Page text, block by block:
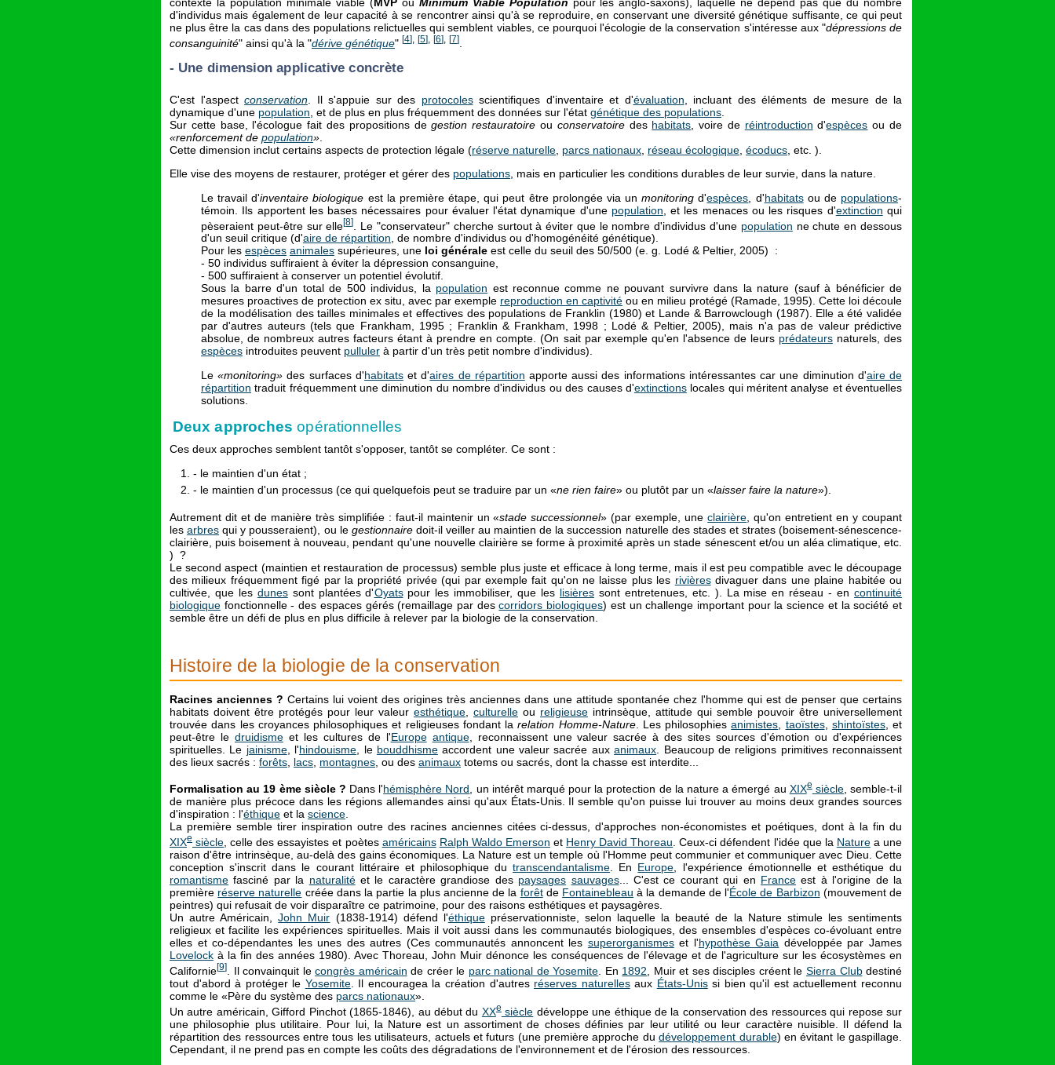
d'individus mais également de leur capacité à se rencontrer ainsi qu'à se reproduire, en conservant une diversité génétique suffisante, ce qui peut
ne plus être la cas dans des populations relictuelles qui semblent viables, ce pourquoi l'écologie de la conservation s'intéresse aux "dépressions de
consanguinité" ainsi qu'à la "dérive génétique" [4] [5] [6] [7]
- Une dimension applicative concrète
C'est l'aspect conservation . Il s'appuie sur des protocolesscientifiques d'inventaire et d'évaluation , incluant des éléments de mesure de la
dynamique d'une population , et de plus en plus fréquemment des données sur l'état génétique des populations
Sur cette base, l'écologue fait des propositions degestion restauratoire ou conservatoiredes habitats , voire de réintroduction d'espèces ou de
«renforcement de population»
Cette dimension inclut certains aspects de protection légale (réserve naturelle parcs nationaux réseau écologique écoducs , etc. ).
Elle vise des moyens de restaurer, protéger et gérer des populations, mais en particulier les conditions durables de leur survie, dans la nature.
Le travail d'inventaire biologique est la première étape, qui peut être prolongée via unmonitoring d'espèces , d'habitatsou de populations-
témoin. Ils apportent les bases nécessaires pour évaluer l'état dynamique d'une population , et les menaces ou les risques d'extinction qui
pèseraient peut-être sur elle[8] . Le "conservateur" cherche surtout à éviter que le nombre d'individus d'une population ne chute en dessous
d'un seuil critique (d'aire de répartition, de nombre d'individus ou d'homogénéité génétique).
Pour les espèces animales supérieures, une loi générale est celle du seuil des 50/500 (e. g. Lodé & Peltier, 2005) :
- 50 individus suffiraient à éviter la dépression consanguine,
- 500 suffiraient à conserver un potentiel évolutif.
Sous la barre d'un total de 500 individus, la population est reconnue comme ne pouvant survivre dans la nature (sauf à bénéficier de
mesures proactives de protection ex situ, avec par exemple reproduction en captivité ou en milieu protégé (Ramade, 1995). Cette loi découle
de la modélisation des tailles minimales et effectives des populations de Franklin (1980) et Lande & Barrowclough (1987). Elle a été validée
par d'autres auteurs (tels que Frankham, 1995 ; Franklin & Frankham, 1998 ; Lodé & Peltier, 2005), mais n'a pas de valeur prédictive
absolue, de nombreux autres facteurs étant à prendre en compte. (On sait par exemple qu'en l'absence de leurs prédateursnaturels, des
espèces introduites peuvent pulluler à partir d'un très petit nombre d'individus).
Le«monitoring» des surfaces d'habitatset d'aires de répartition apporte aussi des informations intéressantes car une diminution d'aire de
répartition traduit fréquemment une diminution du nombre d'individus ou des causes d'extinctionslocales qui méritent analyse et éventuelles
solutions.
Deux approches opérationnelles
Ces deux approches semblent tantôt s'opposer, tantôt se compléter. Ce sont :
- le maintien d'un état ;
- le maintien d'un processus (ce qui quelquefois peut se traduire par un «ne rien faire» ou plutôt par un «laisser faire la nature»).
Autrement dit et de manière très simplifiée : faut-il maintenir un «stade successionnel» (par exemple, uneclairière , qu'on entretient en y coupant
lesarbres qui y pousseraient), ou le gestionnairedoit-il veiller au maintien de la succession naturelle des stades et strates (boisement-sénescence-
clairière, puis boisement à nouveau, pendant qu'une nouvelle clairière se forme à proximité après un stade sénescent et/ou un aléa climatique, etc.
) ?
Le second aspect (maintien et restauration de processus) semble plus juste et efficace à long terme, mais il est peu compatible avec le découpage
des milieux fréquemment figé par la propriété privée (qui par exemple fait qu'on ne laisse plus les rivièresdivaguer dans une plaine habitée ou
cultivée, que les dunessont plantées d'Oyatspour les immobiliser, que les lisièressont entretenues, etc. ). La mise en réseau - encontinuité
biologique fonctionnelle - des espaces gérés (remaillage par descorridors biologiques) est un challenge important pour la science et la société et
semble être un défi de plus en plus difficile à relever par la biologie de la conservation.
Histoire de la biologie de la conservation
Racines anciennes ? Certains lui voient des origines très anciennes dans une attitude spontanée chez l'homme qui est de penser que certains
habitats doivent être protégés pour leur valeur esthétique culturelle ou religieuse intrinsèque, attitude qui semble pouvoir être universellement
trouvée dans les croyances philosophiques et religieuses fondant larelation Homme-Nature. Les philosophiesanimistes taoïstes, shintoïstes, et
peut-être le druidismeet les cultures de l'Europe antique, reconnaissent une valeur sacrée à des sites sources d'émotion ou d'expériences
spirituelles. Le jainisme, l'hindouisme , le bouddhismeaccordent une valeur sacrée auxanimaux . Beaucoup de religions primitives reconnaissent
des lieux sacrés : forêts lacs montagnes , ou des animaux totems ou sacrés, dont la chasse est interdite...
Formalisation au 19 ème siècle ? Dans l'hémisphère Nord , un intérêt marqué pour la protection de la nature a émergé au XIXesiècle, semble-t-il
de manière plus précoce dans les régions allemandes ainsi qu'aux États-Unis. Il semble qu'on puisse lui trouver au moins deux grandes sources
d'inspiration : l'éthique et la science
La première semble tirer inspiration outre des racines anciennes citées ci-dessus, d'approches non-économistes et poétiques, dont à la fin du
XIXe siècle , celle des essayistes et poètes américains Ralph Waldo Emerson et Henry David Thoreau . Ceux-ci défendent l'idée que la Naturea une
raison d'être intrinsèque, au-delà des gains économiques. La Nature est un temple où l'Homme peut communier et communiquer avec Dieu. Cette
conception s'inscrit dans le courant littéraire et philosophique dutranscendantalisme . En Europe , l'expérience émotionnelle et esthétique du
romantisme fasciné par la naturalitéet le caractère grandiose des paysages sauvages... C'est ce courant qui en France est à l'origine de la
première réserve naturelle créée dans la partie la plus ancienne de la forêtde Fontainebleau à la demande de l'École de Barbizon (mouvement de
peintres) qui refusait de voir disparaître ce patrimoine, pour des raisons esthétiques et paysagères.
Un autre Américain,John Muir (1838-1914) défend l'éthiquepréservationniste, selon laquelle la beauté de la Nature stimule les sentiments
religieux et facilite les expériences spirituelles. Mais il voit aussi dans les communautés biologiques, des ensembles d'espèces co-évoluant entre
elles et co-dépendantes les unes des autres (Ces communautés annoncent les superorganismeset l'hypothèse Gaia développée par James
Lovelock à la fin des années 1980). Avec Thoreau, John Muir dénonce les conséquences de l'élevage et de l'agriculture sur les écosystèmes en
Californie[9] . Il convainquit lecongrès américain de créer le parc national de Yosemite . En 1892 , Muir et ses disciples créent le Sierra Clubdestiné
tout d'abord à protéger le Yosemite. Il encouragea la création d'autres réserves naturellesaux États-Unissi bien qu'il est actuellement reconnu
comme le «Père du système des parcs nationaux».
Un autre américain, Gifford Pinchot (1865-1846), au début du XXesiècle développe une éthique de la conservation des ressources qui repose sur
une philosophie plus utilitaire. Pour lui, la Nature est un assortiment de choses définies par leur utilité ou leur caractère nuisible. Il défend la
répartition des ressources entre tous les utilisateurs, actuels et futurs (une première approche dudéveloppement durable) en évitant le gaspillage.
Cependant, il ne prend pas en compte les coûts des dégradations de l'environnement et de l'érosion des ressources.